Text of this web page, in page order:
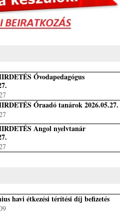
Óvodapedagógus
Óraadó tanárok 2026.05.27.
Angol nyelvtanár
havi étkezési térítési díj befizetés